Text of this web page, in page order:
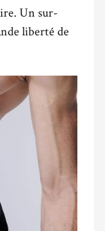
Un sur-
liberté de